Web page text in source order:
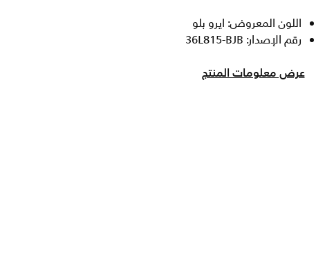
اللون المعروض: ايرو بلو
رقم الإصدار: 36L815-BJB
عرض معلومات المنتج